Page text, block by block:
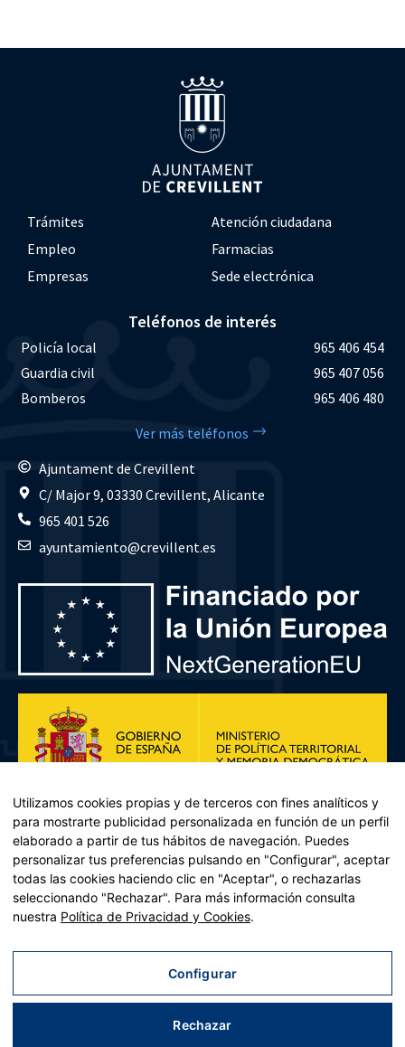
Trámites
Atención ciudadana
Empleo
Farmacias
Empresas
Sede electrónica
Teléfonos de interés
Policía local
965 406 454
Guardia civil
965 407 056
Bomberos
965 406 480
Ver más teléfonos
Ajuntament de Crevillent
C/ Major 9, 03330 Crevillent, Alicante
965 401 526
ayuntamiento@crevillent.es
Plan de Recuperación, Transformación y Resiliencia – Financiado por
Recuperación y resiliencia, establecido por el Reglamento (UE)
2021/241 del Parlamento Europeo y del Consejo, de 12 de febrero
Utilizamos cookies propias y de terceros con fines analíticos y
para mostrarte publicidad personalizada en función de un perfil
elaborado a partir de tus hábitos de navegación. Puedes
personalizar tus preferencias pulsando en "Configurar", aceptar
todas las cookies haciendo clic en "Aceptar", o rechazarlas
seleccionando "Rechazar". Para más información consulta
nuestra Política de Privacidad y Cookies.
Configurar
Rechazar